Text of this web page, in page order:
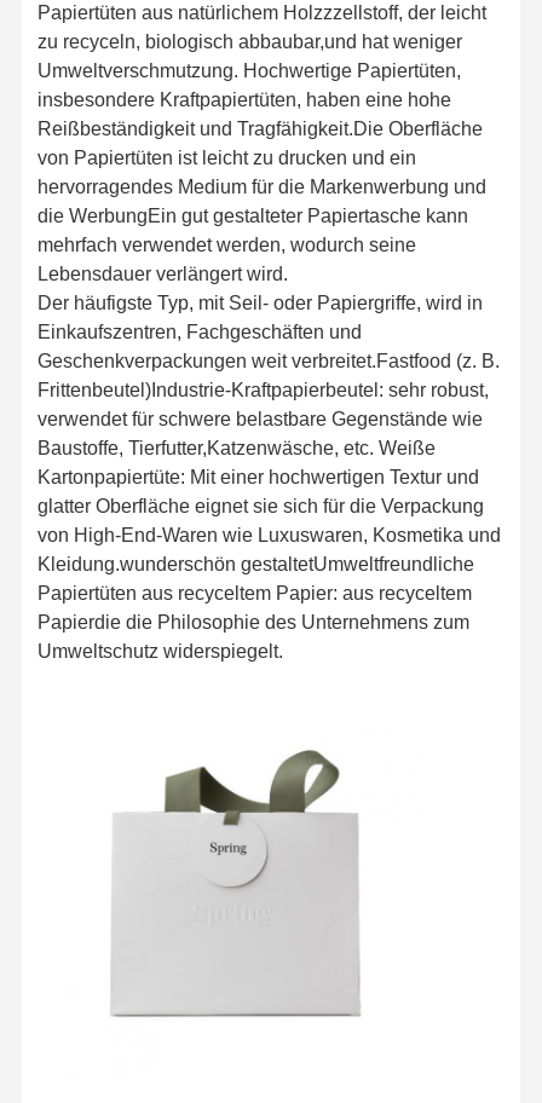
Papiertüten aus natürlichem Holzzzellstoff, der leicht
zu recyceln, biologisch abbaubar,und hat weniger
Umweltverschmutzung. Hochwertige Papiertüten,
insbesondere Kraftpapiertüten, haben eine hohe
Reißbeständigkeit und Tragfähigkeit.Die Oberfläche
von Papiertüten ist leicht zu drucken und ein
hervorragendes Medium für die Markenwerbung und
die WerbungEin gut gestalteter Papiertasche kann
mehrfach verwendet werden, wodurch seine
Lebensdauer verlängert wird.
Der häufigste Typ, mit Seil- oder Papiergriffe, wird in
Einkaufszentren, Fachgeschäften und
Geschenkverpackungen weit verbreitet.Fastfood (z. B.
Frittenbeutel)Industrie-Kraftpapierbeutel: sehr robust,
verwendet für schwere belastbare Gegenstände wie
Baustoffe, Tierfutter,Katzenwäsche, etc. Weiße
Kartonpapiertüte: Mit einer hochwertigen Textur und
glatter Oberfläche eignet sie sich für die Verpackung
von High-End-Waren wie Luxuswaren, Kosmetika und
Kleidung.wunderschön gestaltetUmweltfreundliche
Papiertüten aus recyceltem Papier: aus recyceltem
Papierdie die Philosophie des Unternehmens zum
Umweltschutz widerspiegelt.